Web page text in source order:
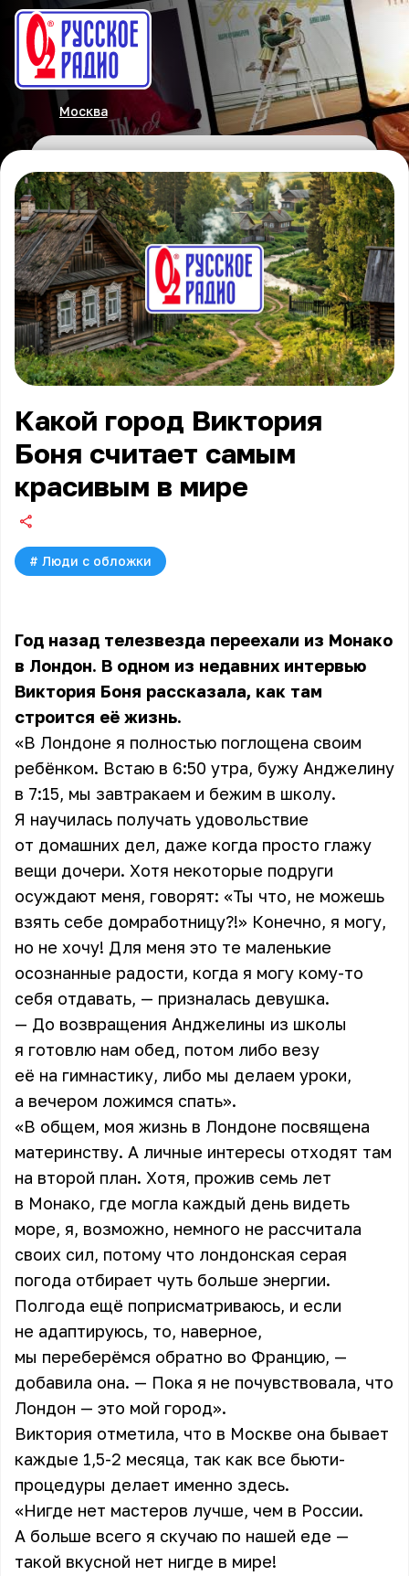
Москва
Какой город Виктория
Боня считает самым
красивым в мире
# Люди с обложки
Год назад телезвезда переехали из Монако
в Лондон. В одном из недавних интервью
Виктория Боня рассказала, как там
строится её жизнь.
«В Лондоне я полностью поглощена своим
ребёнком. Встаю в 6:50 утра, бужу Анджелину
в 7:15, мы завтракаем и бежим в школу.
Я научилась получать удовольствие
от домашних дел, даже когда просто глажу
вещи дочери. Хотя некоторые подруги
осуждают меня, говорят: «Ты что, не можешь
взять себе домработницу?!» Конечно, я могу,
но не хочу! Для меня это те маленькие
осознанные радости, когда я могу кому-то
себя отдавать, — призналась девушка.
— До возвращения Анджелины из школы
я готовлю нам обед, потом либо везу
её на гимнастику, либо мы делаем уроки,
а вечером ложимся спать».
«В общем, моя жизнь в Лондоне посвящена
материнству. А личные интересы отходят там
на второй план. Хотя, прожив семь лет
в Монако, где могла каждый день видеть
море, я, возможно, немного не рассчитала
своих сил, потому что лондонская серая
погода отбирает чуть больше энергии.
Полгода ещё поприсматриваюсь, и если
не адаптируюсь, то, наверное,
мы переберёмся обратно во Францию, —
добавила она. — Пока я не почувствовала, что
Лондон — это мой город».
Виктория отметила, что в Москве она бывает
каждые 1,5-2 месяца, так как все бьюти-
процедуры делает именно здесь.
«Нигде нет мастеров лучше, чем в России.
А больше всего я скучаю по нашей еде —
такой вкусной нет нигде в мире!